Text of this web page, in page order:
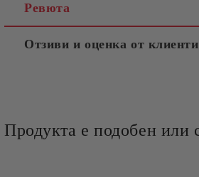
Ревюта
Отзиви и оценка от клиенти